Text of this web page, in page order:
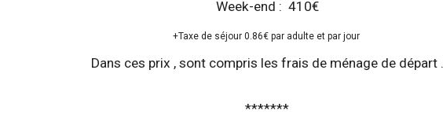
Week-end : 410€
+Taxe de séjour 0.86€ par adulte et par jour
Dans ces prix , sont compris les frais de ménage de départ .
*******